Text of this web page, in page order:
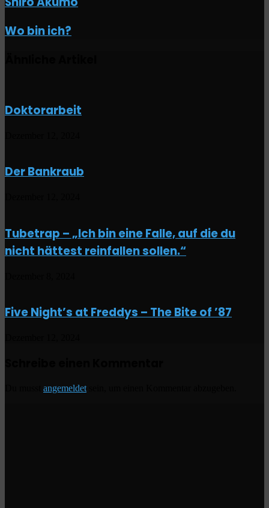
Mail
Akumo
Wo
bin
Wo bin ich?
Doktorarbeit
Der Bankraub
Tubetrap – „Ich bin eine Falle, auf die du
nicht hättest reinfallen sollen.“
Five Night’s at Freddys – The Bite of ’87
angemeldetsein, um einen Kommentar abzugeben.